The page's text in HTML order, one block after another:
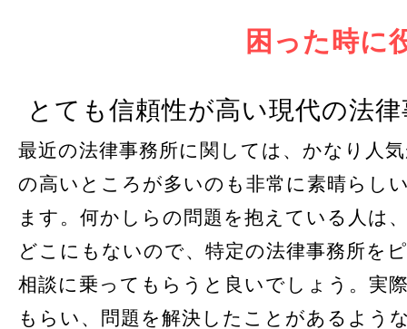
困った時に
とても信頼性が高い現代の法
最近の法律事務所に関しては、かなり人
の高いところが多いのも非常に素晴らし
ます。何かしらの問題を抱えている人は
どこにもないので、特定の法律事務所を
相談に乗ってもらうと良いでしょう。実
もらい、問題を解決したことがあるよう